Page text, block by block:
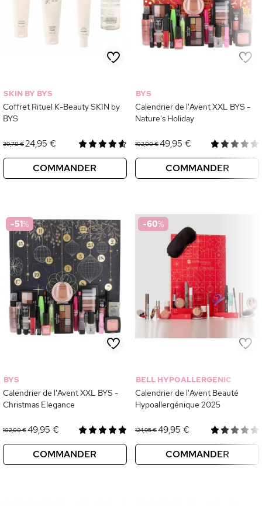
SKIN BY BYS
Coffret Rituel K-Beauty SKIN by
BYS
39,70 €24,95 €
COMMANDER
BYS
Calendrier de l'Avent XXL BYS -
Nature's Holiday
102,00 €49,95 €
COMMANDER
-51%
BYS
Calendrier de l'Avent XXL BYS -
Christmas Elegance
102,00 €49,95 €
COMMANDER
-60%
BELL HYPOALLERGENIC
Calendrier de l'Avent Beauté
Hypoallergénique 2025
124,95 €49,95 €
COMMANDER